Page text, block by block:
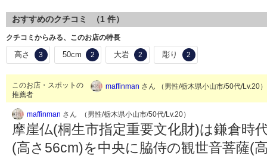
おすすめのクチコミ （1 件）
クチコミからみる、このお店の特長
高さ 3 50cm 2 大岩 2 彫り 2
このお店・スポットの
推薦者
maffinman さん （男性/栃木県小山市/50代/Lv.20
maffinman さん （男性/栃木県小山市/50代/Lv.20）
摩崖仏(桐生市指定重要文化財)は鎌倉時
(高さ56cm)を中央に脇侍の観世音菩薩(